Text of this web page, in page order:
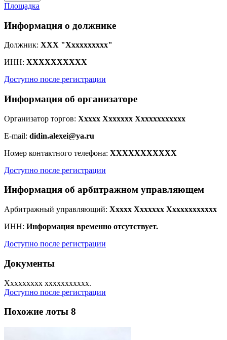
Площадка
Информация о должнике
Должник: XXX "Xxxxxxxxxx"
ИНН: XXXXXXXXXX
Доступно после регистрации
Информация об организаторе
Организатор торгов: Xxxxx Xxxxxxx Xxxxxxxxxxxx
E-mail: didin.alexei@ya.ru
Номер контактного телефона: XXXXXXXXXXX
Доступно после регистрации
Информация об арбитражном управляющем
Арбитражный управляющий: Xxxxx Xxxxxxx Xxxxxxxxxxxx
ИНН: Информация временно отсутствует.
Доступно после регистрации
Документы
Xxxxxxxxx xxxxxxxxxxx.
Доступно после регистрации
Похожие лоты 8